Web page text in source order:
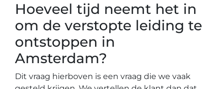
Hoeveel tijd neemt het in
om de verstopte leiding te
ontstoppen in
Amsterdam?
Dit vraag hierboven is een vraag die we vaak